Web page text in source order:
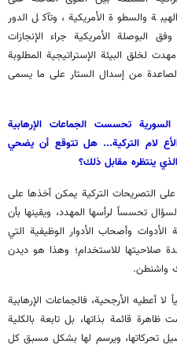
والسطوة الأمريكية، وتآكل الدور
البوصلة الأمريكية جراء الإنجازات
لخلق البيئة الإستراتيجية المطلوبة
من إسدال الستار على ما يسمى
تحسست الجماعات الإرهابية
لام التركية... هل تتوقع أن يضحي
ينتظره مقابل ذلك؟
التصريحات التركية يمكن أخذها على
تحسساً لرأسها المهدد، ويقينها بأن
وأصحاب الأدوار الوظيفية التي
صلاحيتها للاستخدام؛ وهذا هو ديدن
واشنطن.
أعطيه الأرجحية، فالجماعات الإرهابية
قائمة بذاتها، بل تابعة بالكلية
تحركاتها، ويرسم لها بشكل مسبق كل